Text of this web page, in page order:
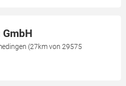
(27km von 29575